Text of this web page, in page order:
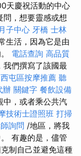
天慶祝活動的中心
問，想要靈感或想
子中心 牙橋 士林
生活，因為它是由
電話查詢 高品質
我們撰寫了該國最
西屯區按摩推薦 聽
辦 關鍵字 餐飲設備
中，或者乘公共汽
技術士證照班 打掃
詢問 /地區，將我
有趣的是，儘管
制自己並避免這種